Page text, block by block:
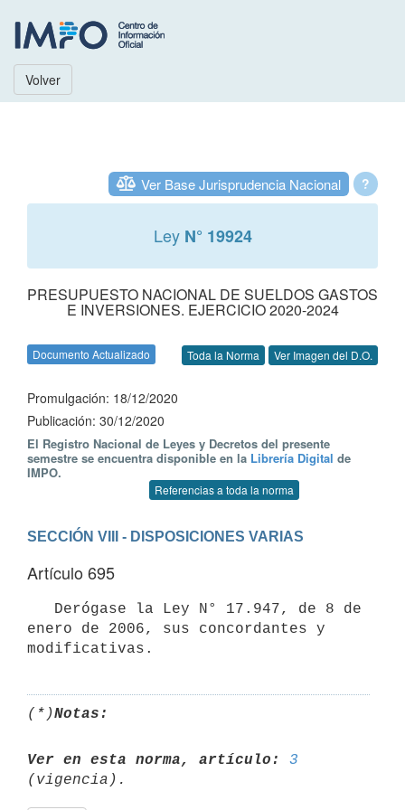
Volver
?
Ver Base Jurisprudencia Nacional
Ley N° 19924
PRESUPUESTO NACIONAL DE SUELDOS GASTOS
E INVERSIONES. EJERCICIO 2020-2024
Documento Actualizado Toda la Norma Ver Imagen del D.O.
Promulgación: 18/12/2020
Publicación: 30/12/2020
El Registro Nacional de Leyes y Decretos del presente
semestre se encuentra disponible en la Librería Digital de
IMPO.
Referencias a toda la norma
SECCIÓN VIII - DISPOSICIONES VARIAS
Artículo 695
enero de 2006, sus concordantes y
(*)Notas:
Ver en esta norma, artículo:
3